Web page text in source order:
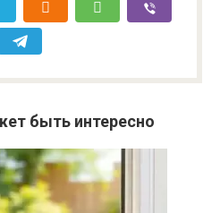
быть интересно